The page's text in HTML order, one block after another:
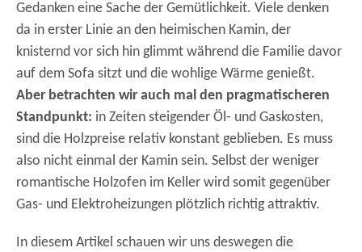
Gedanken eine Sache der Gemütlichkeit. Viele denken
da in erster Linie an den heimischen Kamin, der
knisternd vor sich hin glimmt während die Familie davor
auf dem Sofa sitzt und die wohlige Wärme genießt.
Aber betrachten wir auch mal den pragmatischeren
Standpunkt: in Zeiten steigender Öl- und Gaskosten,
sind die Holzpreise relativ konstant geblieben. Es muss
also nicht einmal der Kamin sein. Selbst der weniger
romantische Holzofen im Keller wird somit gegenüber
Gas- und Elektroheizungen plötzlich richtig attraktiv.
In diesem Artikel schauen wir uns deswegen die